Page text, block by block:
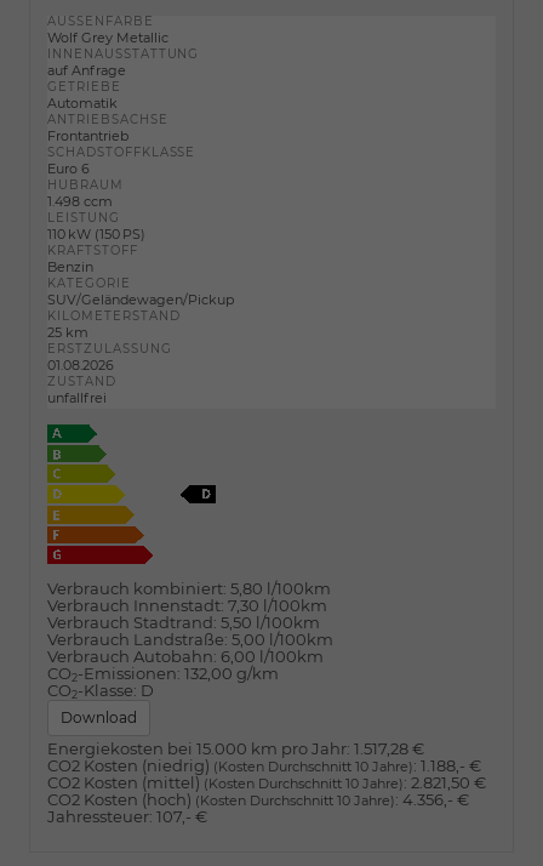
AUSSENFARBE
Wolf Grey Metallic
INNENAUSSTATTUNG
auf Anfrage
GETRIEBE
Automatik
ANTRIEBSACHSE
Frontantrieb
SCHADSTOFFKLASSE
Euro 6
HUBRAUM
1.498 ccm
LEISTUNG
110 kW (150 PS)
KRAFTSTOFF
Benzin
KATEGORIE
SUV/Geländewagen/Pickup
KILOMETERSTAND
25 km
ERSTZULASSUNG
01.08.2026
ZUSTAND
unfallfrei
Verbrauch kombiniert: 5,80 l/100km
Verbrauch Innenstadt: 7,30 l/100km
Verbrauch Stadtrand: 5,50 l/100km
Verbrauch Landstraße: 5,00 l/100km
Verbrauch Autobahn: 6,00 l/100km
CO2-Emissionen: 132,00 g/km
CO2-Klasse: D
Download
Energiekosten bei 15.000 km pro Jahr: 1.517,28 €
CO2 Kosten (niedrig) (Kosten Durchschnitt 10 Jahre): 1.188,- €
CO2 Kosten (mittel) (Kosten Durchschnitt 10 Jahre): 2.821,50 €
CO2 Kosten (hoch) (Kosten Durchschnitt 10 Jahre): 4.356,- €
Jahressteuer: 107,- €